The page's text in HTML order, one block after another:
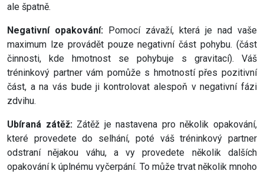
ale špatně.
Negativní opakování: Pomocí závaží, která je nad vaše
maximum lze provádět pouze negativní část pohybu. (část
činnosti, kde hmotnost se pohybuje s gravitací). Váš
tréninkový partner vám pomůže s hmotností přes pozitivní
část, a na vás bude ji kontrolovat alespoň v negativní fázi
zdvihu.
Ubíraná zátěž:Zátěž je nastavena pro několik opakování,
které provedete do selhání, poté váš tréninkový partner
odstraní nějakou váhu, a vy provedete několik dalších
opakování k úplnému vyčerpání. To může trvat několik mnoho